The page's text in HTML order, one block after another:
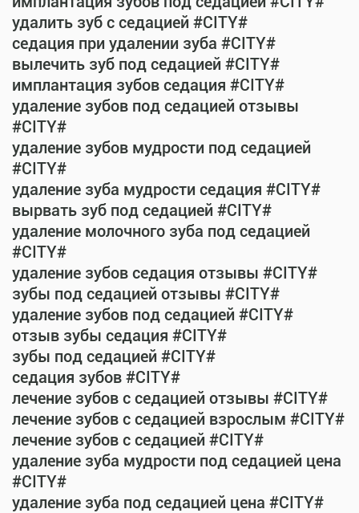
удалить зуб с седацией #CITY#
седация при удалении зуба #CITY#
вылечить зуб под седацией #CITY#
имплантация зубов седация #CITY#
удаление зубов под седацией отзывы
#CITY#
удаление зубов мудрости под седацией
#CITY#
удаление зуба мудрости седация #CITY#
вырвать зуб под седацией #CITY#
удаление молочного зуба под седацией
#CITY#
удаление зубов седация отзывы #CITY#
зубы под седацией отзывы #CITY#
удаление зубов под седацией #CITY#
отзыв зубы седация #CITY#
зубы под седацией #CITY#
седация зубов #CITY#
лечение зубов с седацией отзывы #CITY#
лечение зубов с седацией взрослым #CITY#
лечение зубов с седацией #CITY#
удаление зуба мудрости под седацией цена
#CITY#
удаление зуба под седацией цена #CITY#